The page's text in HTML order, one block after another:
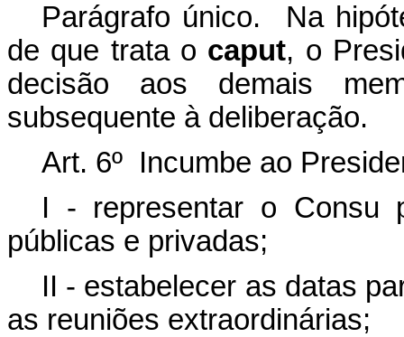
Parágrafo único. Na
de que trata o caput, o
decisão aos demais
subsequente à deliberação.
Art. 6º Incumbe ao
I - representar o Consu
públicas e privadas;
II - estabelecer as datas
as reuniões extraordinárias;